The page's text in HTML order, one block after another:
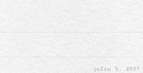
julio 5, 2007